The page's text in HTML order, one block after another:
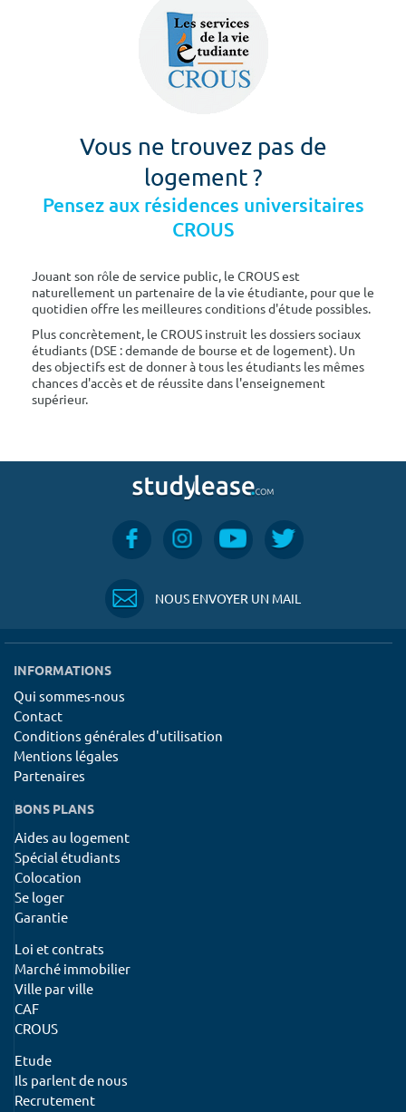
Vous ne trouvez pas de
logement ?
Pensez aux résidences universitaires
CROUS
Jouant son rôle de service public, le CROUS est
naturellement un partenaire de la vie étudiante, pour que le
quotidien offre les meilleures conditions d'étude possibles.
Plus concrètement, le CROUS instruit les dossiers sociaux
étudiants (DSE : demande de bourse et de logement). Un
des objectifs est de donner à tous les étudiants les mêmes
chances d'accès et de réussite dans l'enseignement
supérieur.
NOUS ENVOYER UN MAIL
INFORMATIONS
Qui sommes-nous
Contact
Conditions générales d'utilisation
Mentions légales
Partenaires
BONS PLANS
Aides au logement
Spécial étudiants
Colocation
Se loger
Garantie
Loi et contrats
Marché immobilier
Ville par ville
CAF
CROUS
Etude
Ils parlent de nous
Recrutement